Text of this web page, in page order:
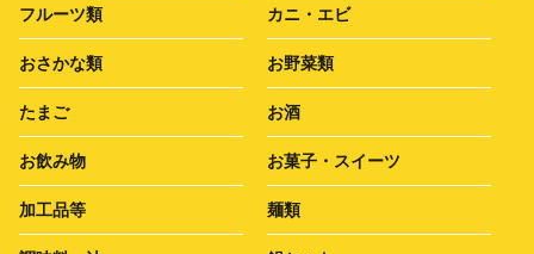
フルーツ類 カニ・エビ
おさかな類 お野菜類
たまご お酒
お飲み物 お菓子・スイーツ
加工品等 麺類